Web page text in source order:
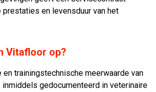
en levensduur van het
Vitafloor op?
en trainingstechnische meerwaarde van
gedocumenteerd in veterinaire